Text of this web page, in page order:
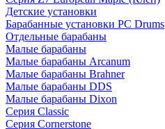
Детские установки
Барабанные установки PC Drums
Отдельные барабаны
Малые барабаны
Малые барабаны Arcanum
Малые барабаны Brahner
Малые барабаны DDS
Малые барабаны Dixon
Серия Classic
Серия Cornerstone